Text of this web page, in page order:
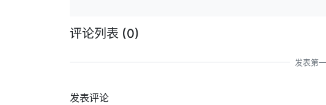
评论列表 (0)
发表第
发表评论